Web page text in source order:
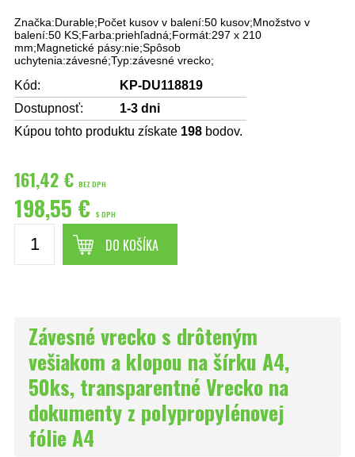
Značka:Durable;Počet kusov v balení:50 kusov;Množstvo v
balení:50 KS;Farba:priehľadná;Formát:297 x 210
mm;Magnetické pásy:nie;Spôsob
uchytenia:závesné;Typ:závesné vrecko;
Kód:
KP-DU118819
Dostupnosť:
1-3 dni
Kúpou tohto produktu získate 198 bodov.
161,42 € BEZ DPH
198,55 € S DPH
DO KOŠÍKA
Závesné vrecko s drôteným
vešiakom a klopou na šírku A4,
50ks, transparentné Vrecko na
dokumenty z polypropylénovej
fólie A4